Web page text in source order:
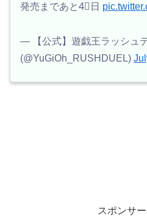
発売まであと4⃣日
— 【公式】遊戯王ラッシュ
(@YuGiOh_RUSHDUEL)
スポンサ